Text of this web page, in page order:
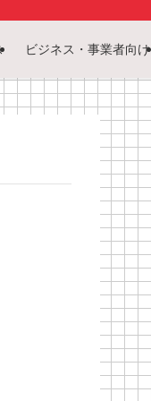
ビジネス・事業者向け